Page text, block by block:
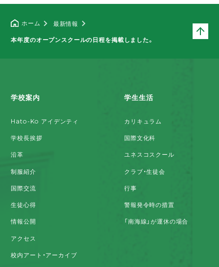
ホーム
最新情報
本年度のオープンスクールの日程を掲載しました。
学校案内
Hato-Ko アイデンティ
学校長挨拶
沿革
制服紹介
国際交流
生徒心得
情報公開
アクセス
校内アート・アーカイブ
学生生活
カリキュラム
国際文化科
ユネスコスクール
クラブ・生徒会
行事
警報発令時の措置
「南海線」が運休の場合